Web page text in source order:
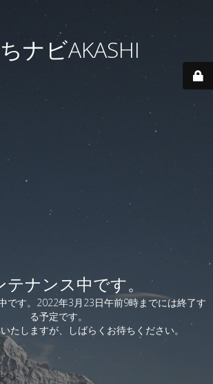
ナビAKASHI
テナンス中です。
です。2022年3月23日午前9時までには終了す
る予定です。
たしますが、しばらくお待ちください。